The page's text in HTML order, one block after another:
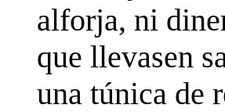
alforja, ni
que llevasen
una túnica de